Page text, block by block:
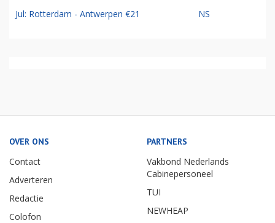
Jul: Rotterdam - Antwerpen €21 NS
OVER ONS
Contact
Adverteren
Redactie
Colofon
PARTNERS
Vakbond Nederlands
Cabinepersoneel
TUI
NEWHEAP